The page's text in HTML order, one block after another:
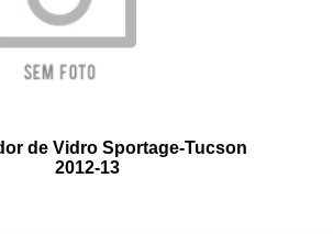
de Vidro Sportage-Tucson
2012-13